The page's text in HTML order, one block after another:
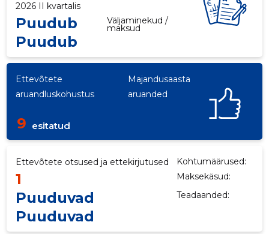
2026 II kvartalis
Puudub Väljaminekud /
maksud
Puudub
Ettevõtete
aruandluskohustus
Majandusaasta
aruanded
9 esitatud
Ettevõtete otsused ja ettekirjutused Kohtumäärused:
1 Maksekäsud:
Puuduvad Teadaanded:
Puuduvad